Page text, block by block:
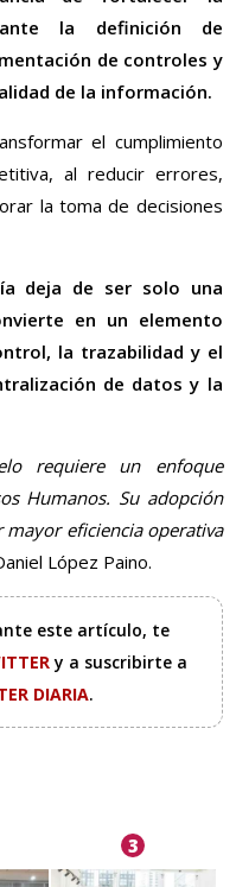
la definición de
de controles y
de la información.
el cumplimiento
al reducir errores,
la toma de decisiones
deja de ser solo una
en un elemento
la trazabilidad y el
de datos y la
requiere un enfoque
Humanos. Su adopción
eficiencia operativa
López Paino.
este artículo, te
y a suscribirte a
DIARIA.
3